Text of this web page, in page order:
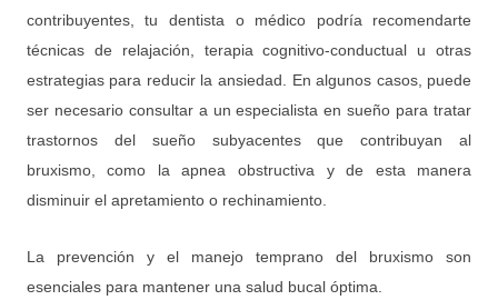
contribuyentes, tu dentista o médico podría recomendarte
técnicas de relajación, terapia cognitivo-conductual u otras
estrategias para reducir la ansiedad. En algunos casos, puede
ser necesario consultar a un especialista en sueño para tratar
trastornos del sueño subyacentes que contribuyan al
bruxismo, como la apnea obstructiva y de esta manera
disminuir el apretamiento o rechinamiento.
La prevención y el manejo temprano del bruxismo son
esenciales para mantener una salud bucal óptima.